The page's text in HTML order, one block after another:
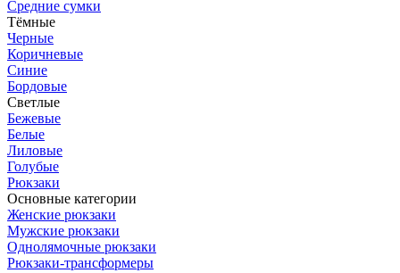
Средние сумки
Тёмные
Черные
Коричневые
Синие
Бордовые
Светлые
Бежевые
Белые
Лиловые
Голубые
Рюкзаки
Основные категории
Женские рюкзаки
Мужские рюкзаки
Однолямочные рюкзаки
Рюкзаки-трансформеры